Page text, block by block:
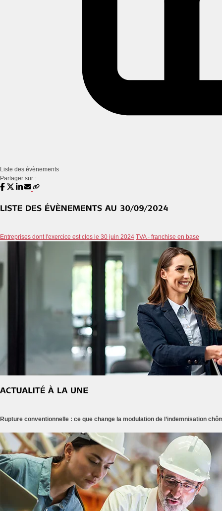
Liste des évènements
Partager sur :
Entreprises dont l'exercice est clos le 30 juin 2024 TVA - franchise en base
Rupture conventionnelle : ce que change la modulation de l’indemnisation